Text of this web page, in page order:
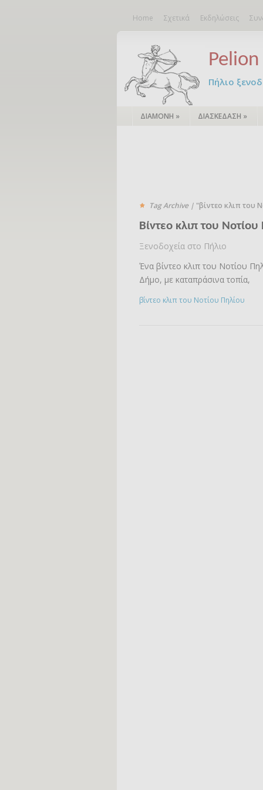
Home Σχετικά Εκδηλώσεις
Πήλιο
ΔΙΑΜΟΝΗ » ΔΙΑΣΚΕΔΑΣΗ »
Tag Archive | "βίντεο κλιπ του
Bίντεο κλιπ του
Ξενοδοχεία στο Πήλιο
Ένα βίντεο κλιπ του Νοτίου
Δήμο, με καταπράσινα τοπία,
βίντεο κλιπ του Νοτίου Πηλίου